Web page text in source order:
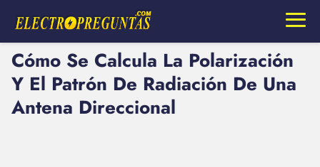
Cómo Se Calcula La Polarización
Y El Patrón De Radiación De Una
Antena Direccional